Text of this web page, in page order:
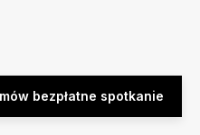
bezpłatne spotkanie